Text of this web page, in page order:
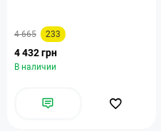
4 665 233
4 432 грн
В наличии